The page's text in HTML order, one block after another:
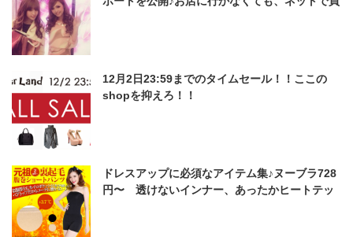
12月2日23:59までのタイムセール！！ここの
shopを抑えろ！！
ドレスアップに必須なアイテム集♪ヌーブラ728
円〜 透けないインナー、あったかヒートテッ